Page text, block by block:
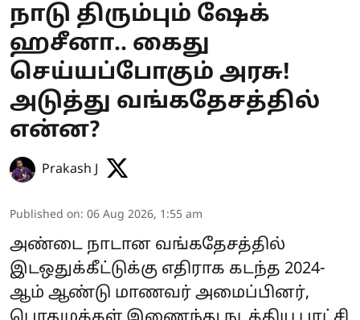
நாடு திரும்பும் ஷேக்
ஹசீனா.. கைது
செய்யப்போகும் அரசு!
அடுத்து வங்கதேசத்தில்
என்ன?
Prakash J
Published on: 06 Aug 2026, 1:55 am
அண்டை நாடான வங்கதேசத்தில்
இடஒதுக்கீட்டுக்கு எதிராக கடந்த 2024-
ஆம் ஆண்டு மாணவர் அமைப்பினர்,